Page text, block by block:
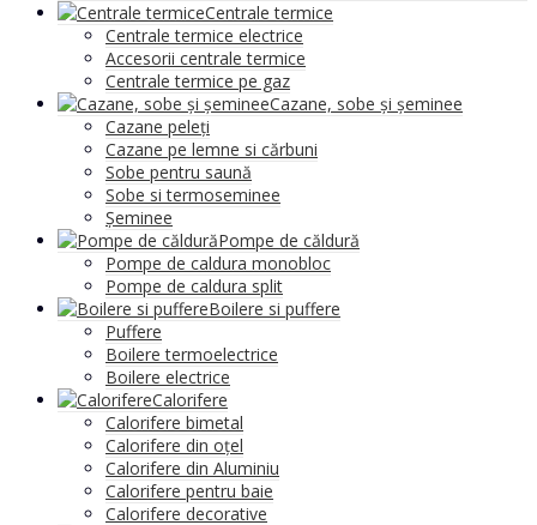
Centrale termice
Centrale termice electrice
Accesorii centrale termice
Centrale termice pe gaz
Cazane, sobe și șeminee
Cazane peleți
Cazane pe lemne si cărbuni
Sobe pentru saună
Sobe si termoseminee
Șeminee
Pompe de căldură
Pompe de caldura monobloc
Pompe de caldura split
Boilere si puffere
Puffere
Boilere termoelectrice
Boilere electrice
Calorifere
Calorifere bimetal
Calorifere din oțel
Calorifere din Aluminiu
Calorifere pentru baie
Calorifere decorative